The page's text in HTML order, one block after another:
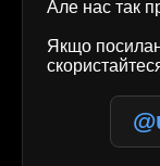
Але нас так
Якщо